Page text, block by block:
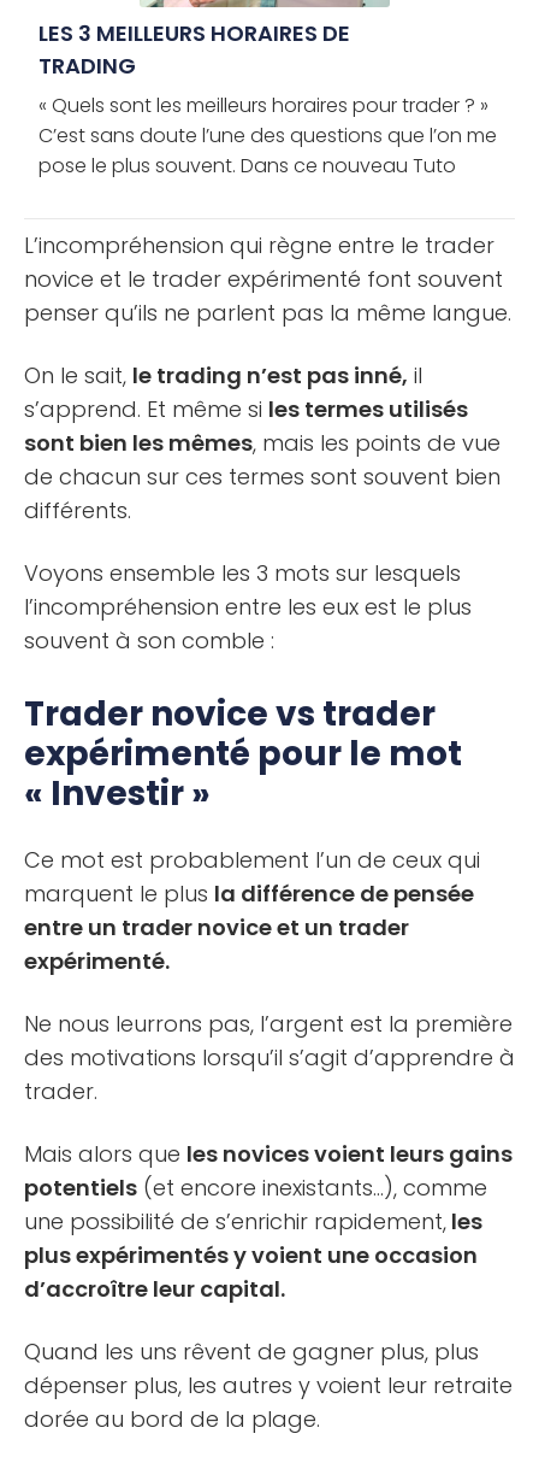
LES 3 MEILLEURS HORAIRES DE
TRADING
« Quels sont les meilleurs horaires pour trader ? »
C’est sans doute l’une des questions que l’on me
pose le plus souvent. Dans ce nouveau Tuto
L’incompréhension qui règne entre le trader
novice et le trader expérimenté font souvent
penser qu’ils ne parlent pas la même langue.
On le sait, le trading n’est pas inné, il
s’apprend. Et même si les termes utilisés
sont bien les mêmes, mais les points de vue
de chacun sur ces termes sont souvent bien
différents.
Voyons ensemble les 3 mots sur lesquels
l’incompréhension entre les eux est le plus
souvent à son comble :
Trader novice vs trader
expérimenté pour le mot
« Investir »
Ce mot est probablement l’un de ceux qui
marquent le plus la différence de pensée
entre un trader novice et un trader
expérimenté.
Ne nous leurrons pas, l’argent est la première
des motivations lorsqu’il s’agit d’apprendre à
trader.
Mais alors que les novices voient leurs gains
potentiels (et encore inexistants…), comme
une possibilité de s’enrichir rapidement, les
plus expérimentés y voient une occasion
d’accroître leur capital.
Quand les uns rêvent de gagner plus, plus
dépenser plus, les autres y voient leur retraite
dorée au bord de la plage.